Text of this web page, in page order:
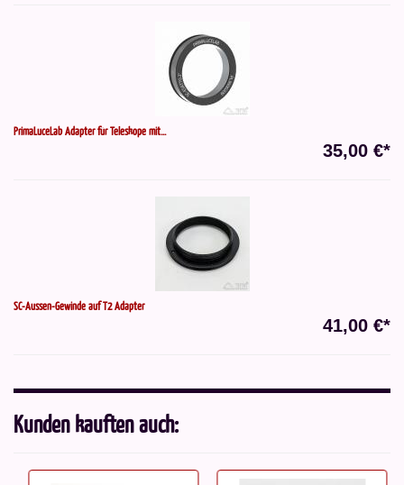
PrimaLuceLab Adapter für Teleskope mit...
35,00 €*
SC-Aussen-Gewinde auf T2 Adapter
41,00 €*
Kunden kauften auch: